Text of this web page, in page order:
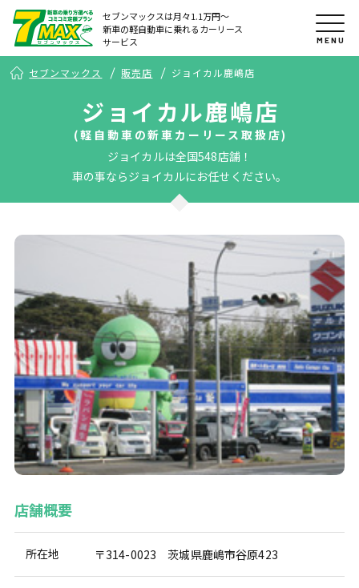
セブンマックスは月々1.1万円〜
新車の軽自動車に乗れるカーリース
サービス
MENU
セブンマックス 販売店 ジョイカル鹿嶋店
ジョイカル鹿嶋店
(軽自動車の新車カーリース取扱店)
ジョイカルは全国548店舗！
車の事ならジョイカルにお任せください。
店舗概要
所在地 〒314-0023 茨城県鹿嶋市谷原423